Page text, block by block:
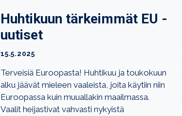
Huhtikuun tärkeimmät EU -
uutiset
15.5.2025
Terveisiä Euroopasta! Huhtikuu ja toukokuun
alku jäävät mieleen vaaleista, joita käytiin niin
Euroopassa kuin muuallakin maailmassa.
Vaalit heijastivat vahvasti nykyistä